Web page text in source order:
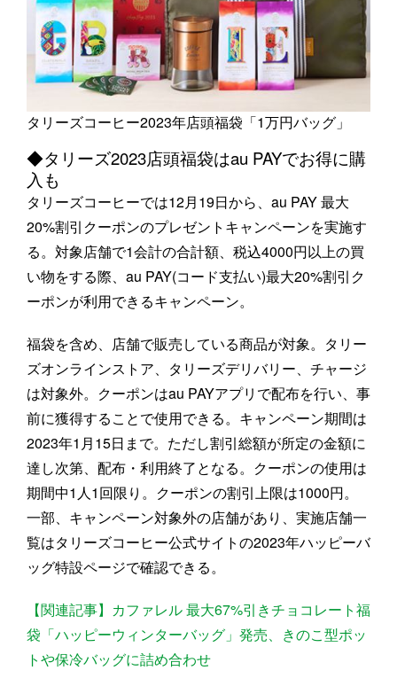
タリーズコーヒー2023年店頭福袋「1万円バッグ」
◆タリーズ2023店頭福袋はau PAYでお得に購
入も
タリーズコーヒーでは12月19日から、au PAY 最大
20%割引クーポンのプレゼントキャンペーンを実施す
る。対象店舗で1会計の合計額、税込4000円以上の買
い物をする際、au PAY(コード支払い)最大20%割引ク
ーポンが利用できるキャンペーン。
福袋を含め、店舗で販売している商品が対象。タリー
ズオンラインストア、タリーズデリバリー、チャージ
は対象外。クーポンはau PAYアプリで配布を行い、事
前に獲得することで使用できる。キャンペーン期間は
2023年1月15日まで。ただし割引総額が所定の金額に
達し次第、配布・利用終了となる。クーポンの使用は
期間中1人1回限り。クーポンの割引上限は1000円。
一部、キャンペーン対象外の店舗があり、実施店舗一
覧はタリーズコーヒー公式サイトの2023年ハッピーバ
ッグ特設ページで確認できる。
【関連記事】カファレル 最大67%引きチョコレート福
袋「ハッピーウィンターバッグ」発売、きのこ型ポッ
トや保冷バッグに詰め合わせ